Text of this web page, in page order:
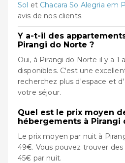
Sol et Chacara So Alegria em
avis de nos clients.
Y a-t-il des
Pirangi do Norte ?
Oui, à Pirangi do Norte il y a 1
disponibles. C'est une
recherchez plus d'espace et
votre séjour.
Quel est le prix moyen
hébergements à Pirangi
Le prix moyen par nuit à
49€. Vous pouvez trouver
45€ par nuit.